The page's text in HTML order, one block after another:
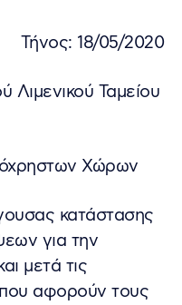
Τήνος: 18/05/2020
Ταμείου
Χώρων
κατάστασης
για την
μετά τις
που αφορούν τους